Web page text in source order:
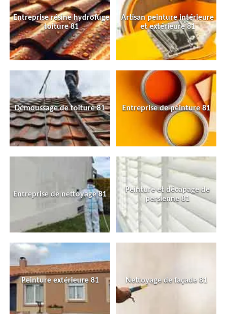
Entreprise résine hydrofuge
toiture 81
Artisan peinture intérieure
et extérieure 81
Démoussage de toiture 81 Entreprise de peinture 81
Entreprise de nettoyage 81
Peinture et décapage de
persienne 81
Peinture extérieure 81 Nettoyage de façade 81